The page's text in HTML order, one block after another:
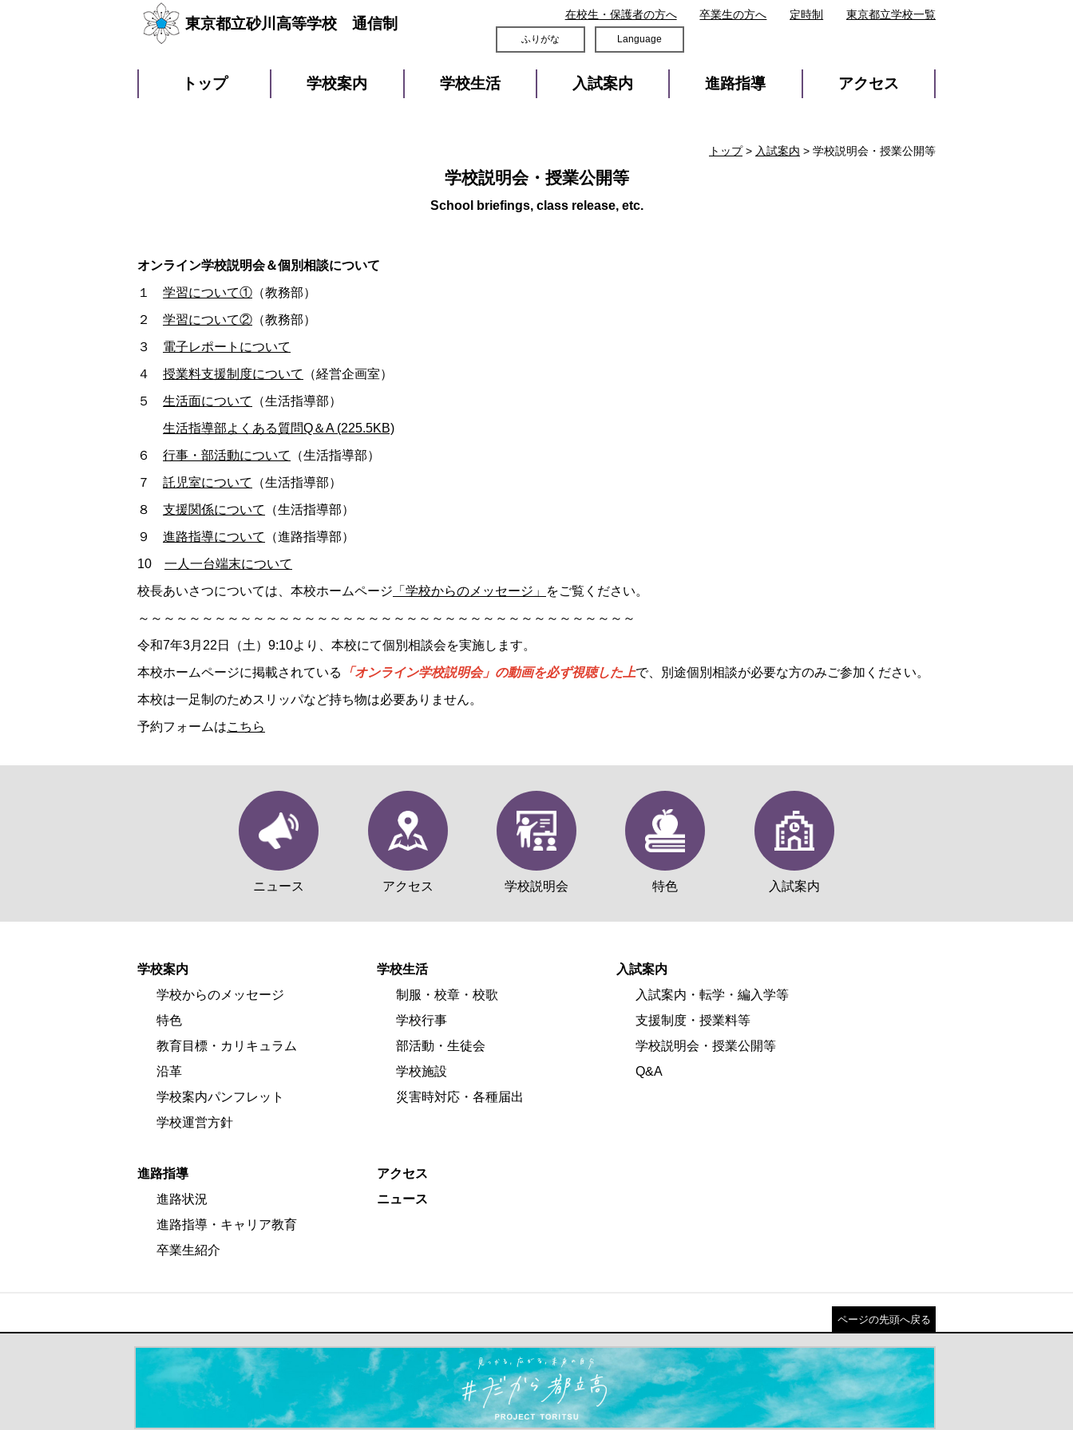
東京都立砂川高等学校 通信制
ふりがな Language
トップ 学校案内 学校生活 入試案内 進路指導 アクセス
在校生・保護者の方へ 卒業生の方へ 東京都立学校一覧
定時制
トップ> 入試案内 > 学校説明会・授業公開等
学校説明会・授業公開等
オンライン学校説明会＆個別相談について
１ 学習について① （教務部）
２ 学習について② （教務部）
３ 電子レポートについて
４ 授業料支援制度について
（経営企画室）
５ 生活面について
（生活指導部）
生活指導部よくある質問Q＆A (225.5KB)
６ 行事・部活動について
（生活指導部）
７ 託児室について
（生活指導部）
８ 支援関係について
（生活指導部）
９ 進路指導について
（進路指導部）
10 一人一台端末について
校長あいさつについては、本校ホームページ 「学校からのメッセージ」
をご覧ください。
～～～～～～～～～～～～～～～～～～～～～～～～～～～～～～～～～～～～～～～
令和7年3月22日（土）9:10より、本校にて個別相談会を実施します。
本校ホームページに掲載されている
「オンライン学校説明会」の動画を必ず視聴した上で、別途個別相談が必要な方のみご参加ください。
本校は一足制のためスリッパなど持ち物は必要ありません。
予約フォームはこちら
ニュース アクセス 学校説明会 特色 入試案内
学校案内
学校からのメッセージ
特色
教育目標・カリキュラム
沿革
学校案内パンフレット
学校運営方針
学校生活
制服・校章・校歌
学校行事
部活動・生徒会
学校施設
災害時対応・各種届出
入試案内
入試案内・転学・編入学等
支援制度・授業料等
学校説明会・授業公開等
Q&A
進路指導
進路状況
進路指導・キャリア教育
卒業生紹介
アクセス
ニュース
ページの先頭へ戻る
＃だから都立高（別ウインドウが開きます）